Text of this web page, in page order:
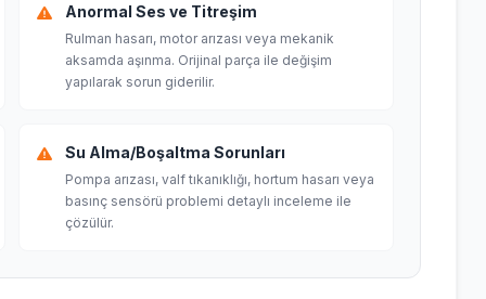
Anormal Ses ve Titreşim
Rulman hasarı, motor arızası veya mekanik
aksamda aşınma. Orijinal parça ile değişim
yapılarak sorun giderilir.
Su Alma/Boşaltma Sorunları
Pompa arızası, valf tıkanıklığı, hortum hasarı veya
basınç sensörü problemi detaylı inceleme ile
çözülür.